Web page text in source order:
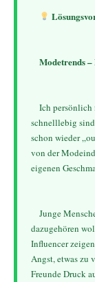
Modetrends –
schnelllebig
schon wieder
von der
eigenen
dazugehören
Influencer
Angst, etwas zu
Freunde Druck